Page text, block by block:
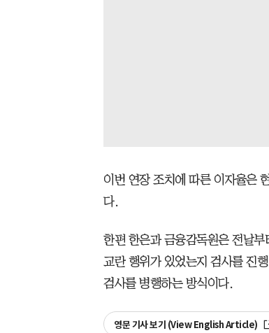
이번 연장 조치에 따른 이자율은
다.
한편 한은과 금융감독원은 전날
교란 행위가 있었는지 검사를 진
검사를 병행하는 방식이다.
영문 기사 보기 (View English Article)